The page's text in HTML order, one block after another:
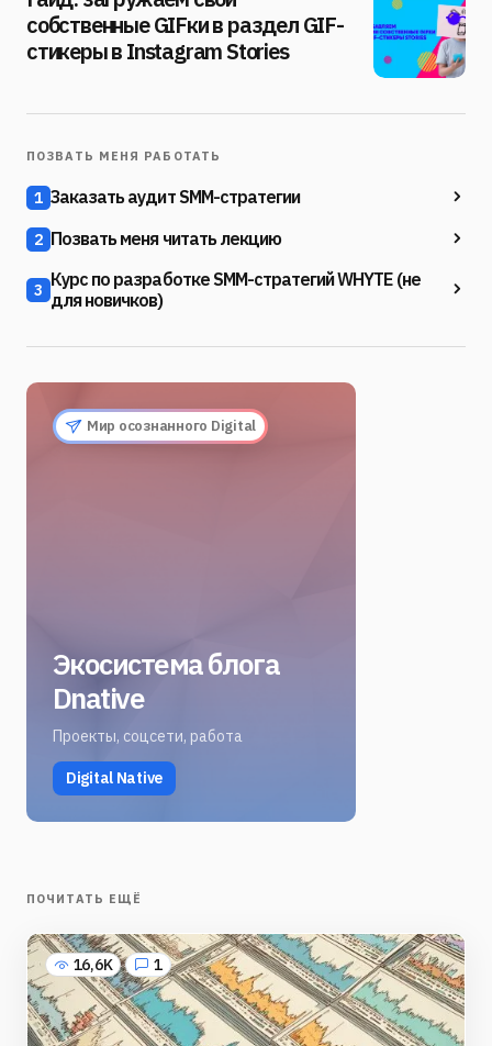
собственные GIFки в раздел GIF-
стикеры в Instagram Stories
ПОЗВАТЬ МЕНЯ РАБОТАТЬ
1 Заказать аудит SMM-стратегии
2 Позвать меня читать лекцию
3 Курс по разработке SMM-стратегий WHYTE (не
для новичков)
Мир осознанного Digital
Экосистема блога
Dnative
Проекты, соцсети, работа
Digital Native
ПОЧИТАТЬ ЕЩЁ
16,6K 1